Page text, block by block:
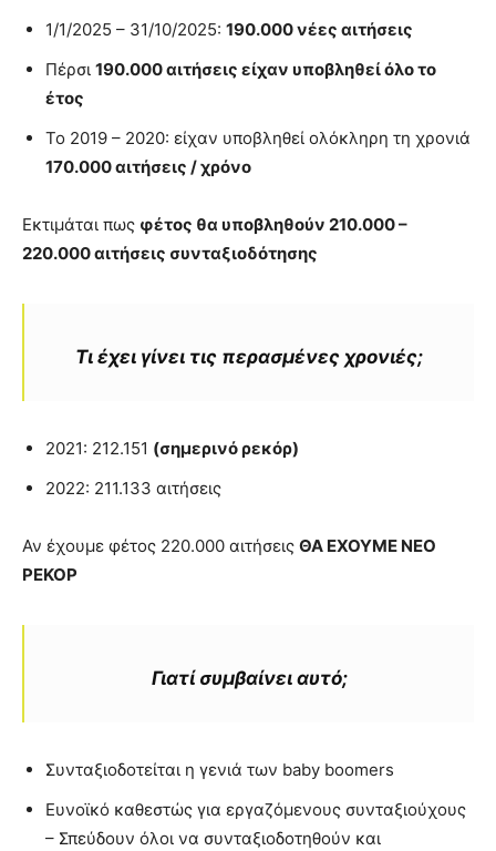
1/1/2025 – 31/10/2025: 190.000 νέες αιτήσεις
Πέρσι 190.000 αιτήσεις είχαν υποβληθεί όλο το
έτος
Το 2019 – 2020: είχαν υποβληθεί ολόκληρη τη χρονιά
170.000 αιτήσεις / χρόνο
Εκτιμάται πως φέτος θα υποβληθούν 210.000 –
220.000 αιτήσεις συνταξιοδότησης
Τι έχει γίνει τις περασμένες χρονιές;
2021: 212.151 (σημερινό ρεκόρ)
2022: 211.133 αιτήσεις
Αν έχουμε φέτος 220.000 αιτήσεις ΘΑ ΕΧΟΥΜΕ ΝΕΟ
ΡΕΚΟΡ
Γιατί συμβαίνει αυτό;
Συνταξιοδοτείται η γενιά των baby boomers
Ευνοϊκό καθεστώς για εργαζόμενους συνταξιούχους
– Σπεύδουν όλοι να συνταξιοδοτηθούν και